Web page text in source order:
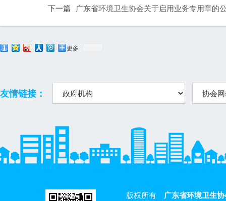
下一篇 广东省环境卫生协会关于启用业务专用章的
更多
友情链接：
版权所有 广东省环境卫生